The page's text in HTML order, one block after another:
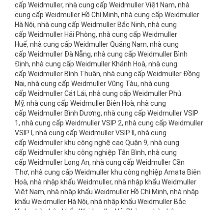
cấp Weidmuller, nhà cung cấp Weidmuller Việt Nam, nhà
cung cấp Weidmuller Hồ Chí Minh, nhà cung cấp Weidmuller
Hà Nội, nhà cung cấp Weidmuller Bắc Ninh, nhà cung
cấp Weidmuller Hải Phòng, nhà cung cấp Weidmuller
Huế, nhà cung cấp Weidmuller Quảng Nam, nhà cung
cấp Weidmuller Đà Nẵng, nhà cung cấp Weidmuller Bình
Định, nhà cung cấp Weidmuller Khánh Hoà, nhà cung
cấp Weidmuller Bình Thuận, nhà cung cấp Weidmuller Đồng
Nai, nhà cung cấp Weidmuller Vũng Tàu, nhà cung
cấp Weidmuller Cát Lái, nhà cung cấp Weidmuller Phú
Mỹ, nhà cung cấp Weidmuller Biên Hoà, nhà cung
cấp Weidmuller Bình Dương, nhà cung cấp Weidmuller VSIP
1, nhà cung cấp Weidmuller VSIP 2, nhà cung cấp Weidmuller
VSIP I, nhà cung cấp Weidmuller VSIP II, nhà cung
cấp Weidmuller khu công nghệ cao Quận 9, nhà cung
cấp Weidmuller khu công nghiệp Tân Bình, nhà cung
cấp Weidmuller Long An, nhà cung cấp Weidmuller Cần
Thơ, nhà cung cấp Weidmuller khu công nghiệp Amata Biên
Hoà, nhà nhập khẩu Weidmuller, nhà nhập khẩu Weidmuller
Việt Nam, nhà nhập khẩu Weidmuller Hồ Chí Minh, nhà nhập
khẩu Weidmuller Hà Nội, nhà nhập khẩu Weidmuller Bắc